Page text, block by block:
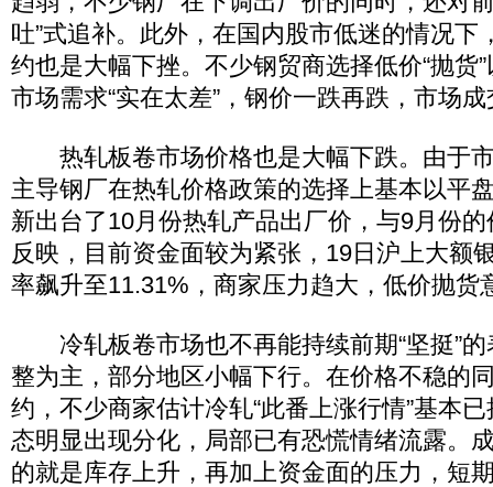
吐”式追补。此外，在国内股市低迷的情况下
约也是大幅下挫。不少钢贸商选择低价“抛货
市场需求“实在太差”，钢价一跌再跌，市场
热轧板卷市场价格也是大幅下跌。由于
主导钢厂在热轧价格政策的选择上基本以平
新出台了10月份热轧产品出厂价，与9月份
反映，目前资金面较为紧张，19日沪上大额
率飙升至11.31%，商家压力趋大，低价抛货
冷轧板卷市场也不再能持续前期“坚挺”的
整为主，部分地区小幅下行。在价格不稳的
约，不少商家估计冷轧“此番上涨行情”基本
态明显出现分化，局部已有恐慌情绪流露。
的就是库存上升，再加上资金面的压力，短